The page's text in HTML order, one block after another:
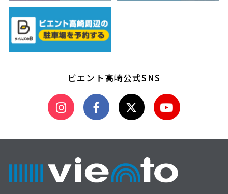
ビエント高崎公式SNS